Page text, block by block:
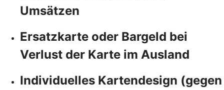
Umsätzen
Ersatzkarte oder Bargeld bei
Verlust der Karte im Ausland
Individuelles Kartendesign (gegen